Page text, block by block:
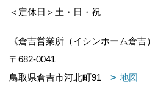
＜定休日＞土・日・祝
《倉吉営業所（イシンホーム倉吉）
〒682-0041
鳥取県倉吉市河北町91
地図